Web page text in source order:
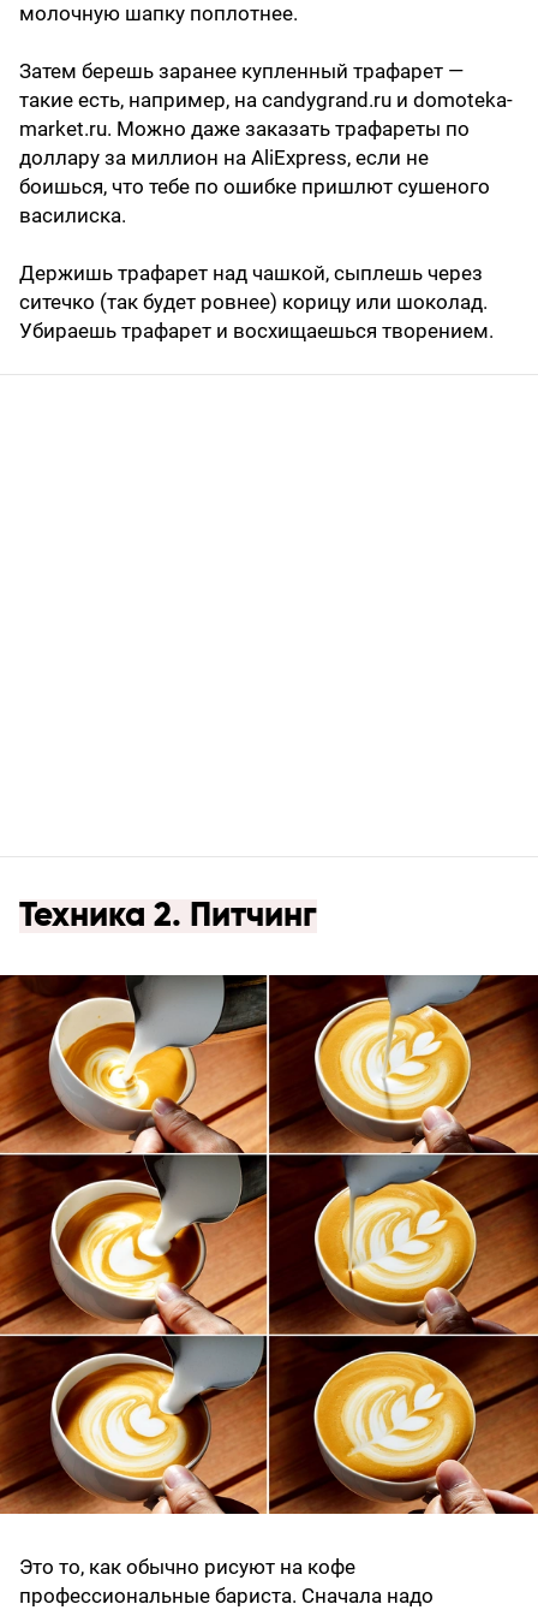
молочную шапку поплотнее.
Затем берешь заранее купленный трафарет —
такие есть, например, на candygrand.ru и domoteka-
market.ru. Можно даже заказать трафареты по
доллару за миллион на AliExpress, если не
боишься, что тебе по ошибке пришлют сушеного
василиска.
Держишь трафарет над чашкой, сыплешь через
ситечко (так будет ровнее) корицу или шоколад.
Убираешь трафарет и восхищаешься творением.
Техника 2. Питчинг
Это то, как обычно рисуют на кофе
профессиональные бариста. Сначала надо